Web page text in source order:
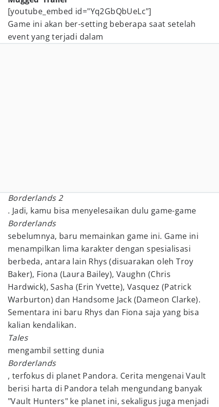
[youtube_embed id="Yq2GbQbUeLc"]
Game ini akan ber-setting beberapa saat setelah
event yang terjadi dalam
Borderlands 2
. Jadi, kamu bisa menyelesaikan dulu game-game
Borderlands
sebelumnya, baru memainkan game ini. Game ini
menampilkan lima karakter dengan spesialisasi
berbeda, antara lain Rhys (disuarakan oleh Troy
Baker), Fiona (Laura Bailey), Vaughn (Chris
Hardwick), Sasha (Erin Yvette), Vasquez (Patrick
Warburton) dan Handsome Jack (Dameon Clarke).
Sementara ini baru Rhys dan Fiona saja yang bisa
kalian kendalikan.
Tales
mengambil setting dunia
Borderlands
, terfokus di planet Pandora. Cerita mengenai Vault
berisi harta di Pandora telah mengundang banyak
"Vault Hunters" ke planet ini, sekaligus juga menjadi